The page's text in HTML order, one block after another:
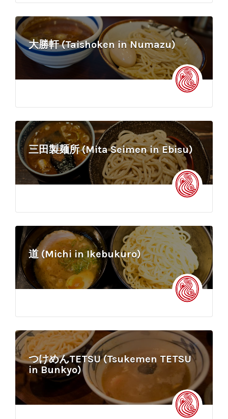
大勝軒 (Taishoken in Numazu)
三田製麺所 (Mita Seimen in Ebisu)
道 (Michi in Ikebukuro)
つけめんTETSU (Tsukemen TETSU
in Bunkyo)